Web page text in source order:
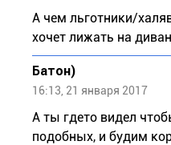
А чем льготники/
хочет лижать на
Бaтoн)
16:13, 21 января 2017
А ты гдето видел
подобных, и будим